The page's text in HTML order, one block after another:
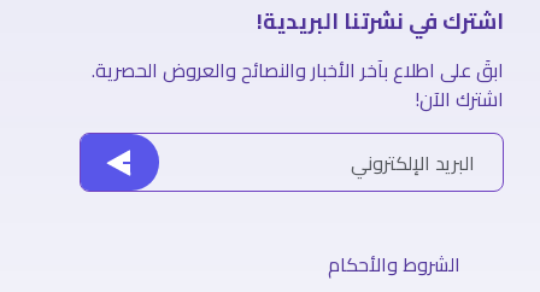
اشترك في نشرتنا البريدية!
ابقَ على اطلاع بآخر الأخبار والنصائح والعروض الحصرية.
اشترك الآن!
الشروط والأحكام